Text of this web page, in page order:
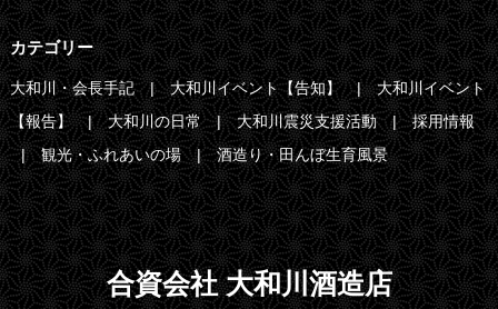
カテゴリー
大和川・会長手記 大和川イベント【告知】
大和川イベント
【報告】
大和川の日常 大和川震災支援活動
採用情報
観光・ふれあいの場
酒造り・田んぼ生育風景
合資会社 大和川酒造店